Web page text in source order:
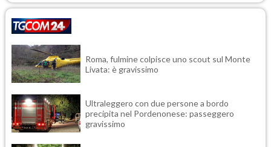
Roma, fulmine colpisce uno scout sul Monte
Livata: è gravissimo
Ultraleggero con due persone a bordo
precipita nel Pordenonese: passeggero
gravissimo